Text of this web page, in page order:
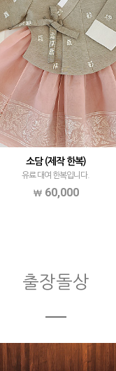
소담 (제작 한복)
유료 대여 한복입니다.
60,000
출장돌상
ㅡ